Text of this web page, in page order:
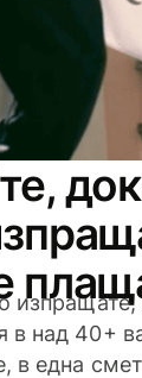
изпращате,
в над 40+
в една